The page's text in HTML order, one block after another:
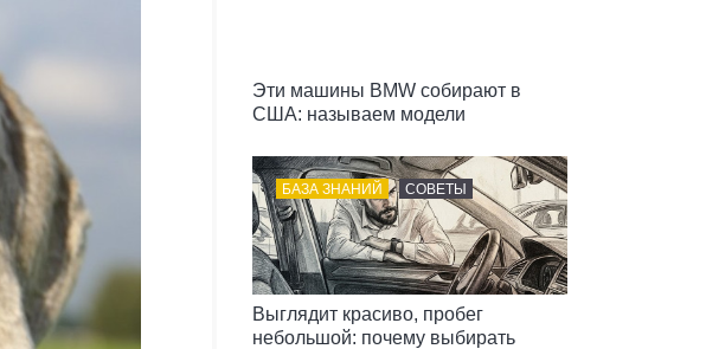
Эти машины BMW собирают в
США: называем модели
БАЗА ЗНАНИЙ СОВЕТЫ
Выглядит красиво, пробег
небольшой: почему выбирать